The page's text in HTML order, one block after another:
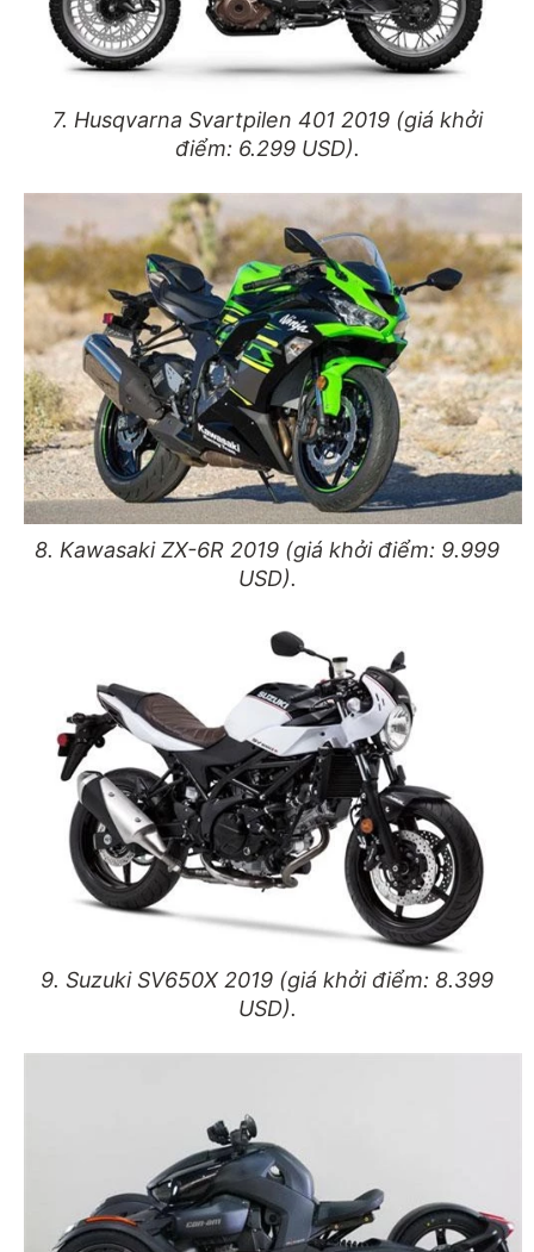
7. Husqvarna Svartpilen 401 2019 (giá khởi
điểm: 6.299 USD).
8. Kawasaki ZX-6R 2019 (giá khởi điểm: 9.999
USD).
9. Suzuki SV650X 2019 (giá khởi điểm: 8.399
USD).